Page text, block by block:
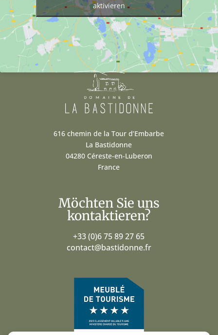
aktivieren
616 chemin de la Tour d’Embarbe
La Bastidonne
04280 Céreste-en-Luberon
France
Möchten Sie uns
kontaktieren?
+33 (0)6 75 89 27 65
contact@bastidonne.fr